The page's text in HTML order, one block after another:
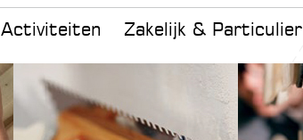
Activiteiten Zakelijk & Particulier